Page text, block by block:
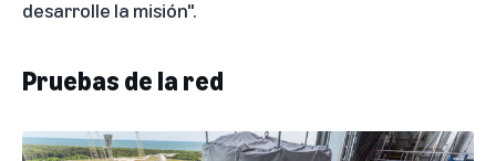
desarrolle la misión".
Pruebas de la red